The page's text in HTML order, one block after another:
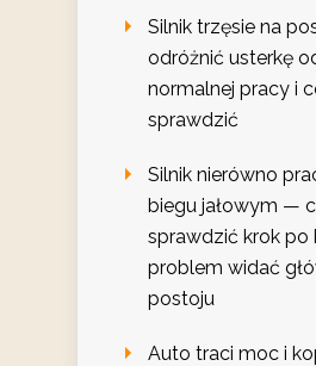
Silnik trzęsie na
odróżnić usterkę
normalnej pracy i
sprawdzić
Silnik nierówno
biegu jałowym —
sprawdzić krok po
problem widać
postoju
Auto traci moc i